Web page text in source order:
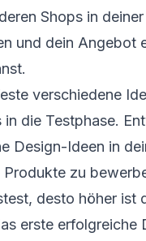
Shops in
und dein Angebot
verschiedene
in die Testphase.
Design-Ideen in
zu
desto höher ist
erste erfolgreiche